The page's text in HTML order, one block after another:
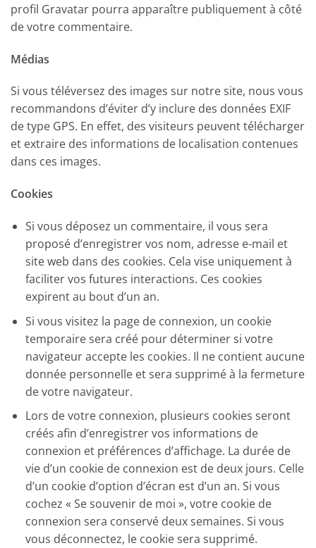
profil Gravatar pourra apparaître publiquement à côté
de votre commentaire.
Médias
Si vous téléversez des images sur notre site, nous vous
recommandons d’éviter d’y inclure des données EXIF
de type GPS. En effet, des visiteurs peuvent télécharger
et extraire des informations de localisation contenues
dans ces images.
Cookies
Si vous déposez un commentaire, il vous sera
proposé d’enregistrer vos nom, adresse e-mail et
site web dans des cookies. Cela vise uniquement à
faciliter vos futures interactions. Ces cookies
expirent au bout d’un an.
Si vous visitez la page de connexion, un cookie
temporaire sera créé pour déterminer si votre
navigateur accepte les cookies. Il ne contient aucune
donnée personnelle et sera supprimé à la fermeture
de votre navigateur.
Lors de votre connexion, plusieurs cookies seront
créés afin d’enregistrer vos informations de
connexion et préférences d’affichage. La durée de
vie d’un cookie de connexion est de deux jours. Celle
d’un cookie d’option d’écran est d’un an. Si vous
cochez « Se souvenir de moi », votre cookie de
connexion sera conservé deux semaines. Si vous
vous déconnectez, le cookie sera supprimé.